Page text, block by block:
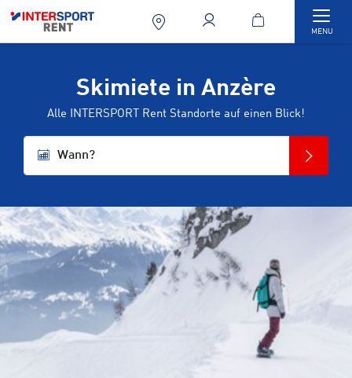
MENU
Skimiete in Anzère
Alle INTERSPORT Rent Standorte auf einen Blick!
Wann?